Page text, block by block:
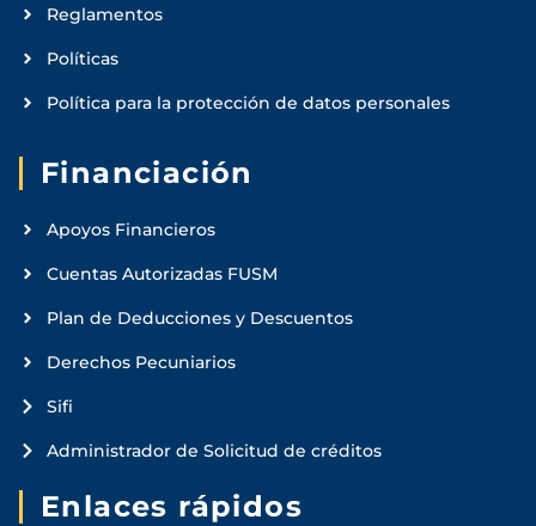
Reglamentos
Políticas
Política para la protección de datos personales
Financiación
Apoyos Financieros
Cuentas Autorizadas FUSM
Plan de Deducciones y Descuentos
Derechos Pecuniarios
Sifi
Administrador de Solicitud de créditos
Enlaces rápidos